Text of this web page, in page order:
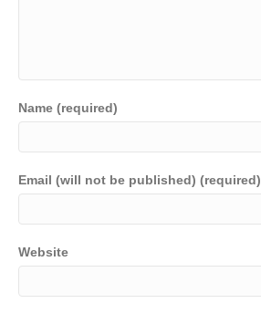
Name (required)
Email (will not be published) (required)
Website